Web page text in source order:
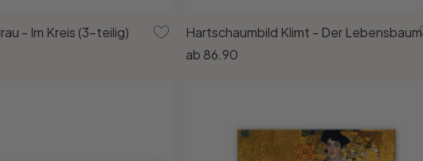
- Im Kreis (3-teilig)
Hartschaumbild Klimt - Der Lebensbaum
ab 86.90